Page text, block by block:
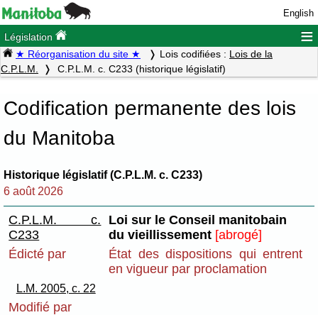
English
Législation ≡
★ Réorganisation du site ★ Lois codifiées : Lois de la
C.P.L.M.
C.P.L.M. c. C233 (historique législatif)
Codification permanente des lois
du Manitoba
Historique législatif (C.P.L.M. c. C233)
6 août 2026
C.P.L.M. c.
C233
Loi sur le Conseil manitobain
du vieillissement [abrogé]
Édicté par
État des dispositions qui entrent
en vigueur par proclamation
L.M. 2005, c. 22
Modifié par